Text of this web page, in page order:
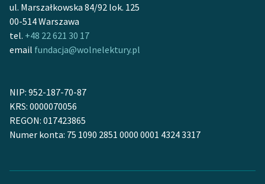
ul. Marszałkowska 84/92 lok. 125
00-514 Warszawa
tel. +48 22 621 30 17
email fundacja@wolnelektury.pl
NIP: 952-187-70-87
KRS: 0000070056
REGON: 017423865
Numer konta: 75 1090 2851 0000 0001 4324 3317